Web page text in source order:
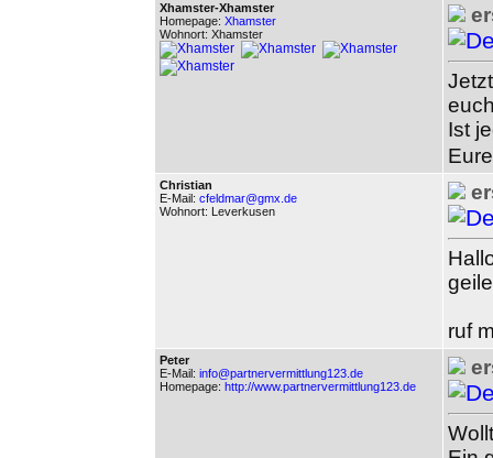
Xhamster-Xhamster
Homepage: Xhamster
Wohnort: Xhamster
Ist
Christian
E-Mail: cfeldmar@gmx.de
Wohnort: Leverkusen
ruf
Peter
E-Mail: info@partnervermittlung123.de
Homepage: http://www.partnervermittlung123.de